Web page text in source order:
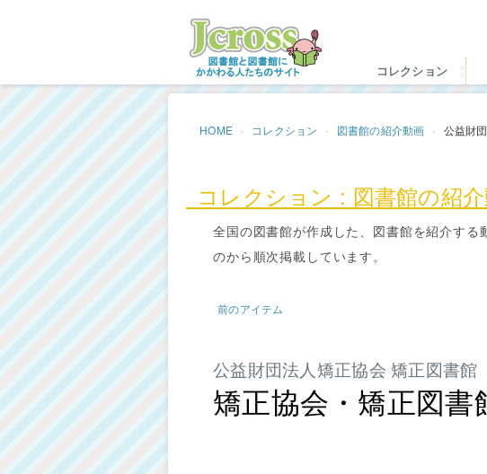
Jcross（
コレクション
HOME コレクション 図書館の紹介動画 公益財
コレクション : 図書館の紹
全国の図書館が作成した、図書館を紹介す
のから順次掲載しています。
前のアイテム
公益財団法人矯正協会 矯正図書館
矯正協会・矯正図書